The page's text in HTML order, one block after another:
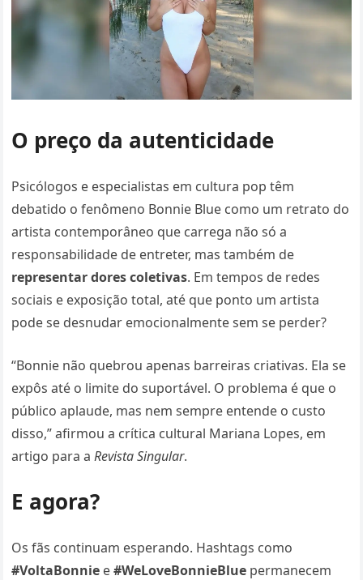
O preço da autenticidade
Psicólogos e especialistas em cultura pop têm
debatido o fenômeno Bonnie Blue como um retrato do
artista contemporâneo que carrega não só a
responsabilidade de entreter, mas também de
representar dores coletivas. Em tempos de redes
sociais e exposição total, até que ponto um artista
pode se desnudar emocionalmente sem se perder?
“Bonnie não quebrou apenas barreiras criativas. Ela se
expôs até o limite do suportável. O problema é que o
público aplaude, mas nem sempre entende o custo
disso,” afirmou a crítica cultural Mariana Lopes, em
artigo para aRevista Singular.
E agora?
Os fãs continuam esperando. Hashtags como
#VoltaBonnie e#WeLoveBonnieBlue permanecem